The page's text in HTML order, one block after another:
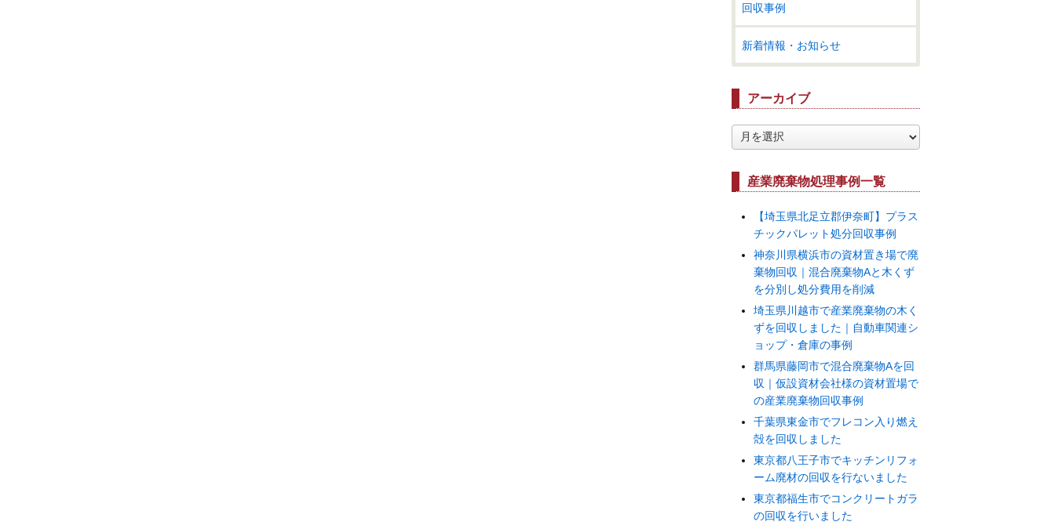
回収事例
新着情報・お知らせ
アーカイブ
ー
ブ
産業廃棄物処理事例一覧
【埼玉県北足立郡伊奈町】プラス
チックパレット処分回収事例
神奈川県横浜市の資材置き場で廃
棄物回収｜混合廃棄物Aと木くず
を分別し処分費用を削減
埼玉県川越市で産業廃棄物の木く
ずを回収しました｜自動車関連シ
ョップ・倉庫の事例
群馬県藤岡市で混合廃棄物Aを回
収｜仮設資材会社様の資材置場で
の産業廃棄物回収事例
千葉県東金市でフレコン入り燃え
殻を回収しました
東京都八王子市でキッチンリフォ
ーム廃材の回収を行ないました
東京都福生市でコンクリートガラ
の回収を行いました